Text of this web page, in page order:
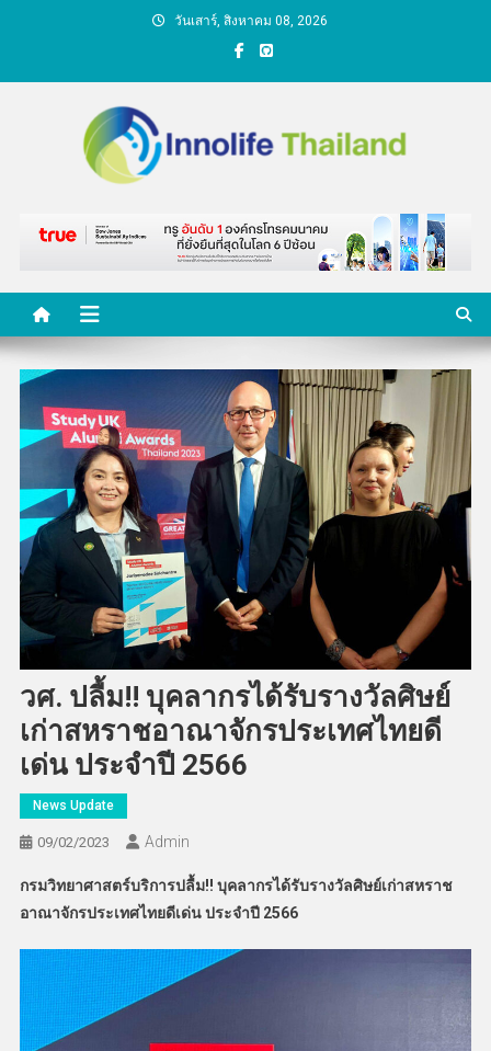
วันเสาร์, สิงหาคม 08, 2026
คนกับความคิด ชีวิตกับ
นวัตกรรม
วศ. ปลื้ม!! บุคลากรได้รับรางวัลศิษย์
เก่าสหราชอาณาจักรประเทศไทยดี
เด่น ประจำปี 2566
News Update
09/02/2023 Admin
กรมวิทยาศาสตร์บริการปลื้ม!! บุคลากรได้รับรางวัลศิษย์เก่าสหราช
อาณาจักรประเทศไทยดีเด่น ประจำปี 2566